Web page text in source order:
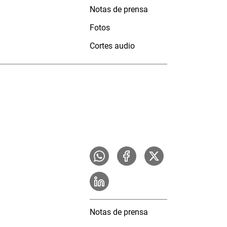
Notas de prensa
Fotos
Cortes audio
Notas de prensa